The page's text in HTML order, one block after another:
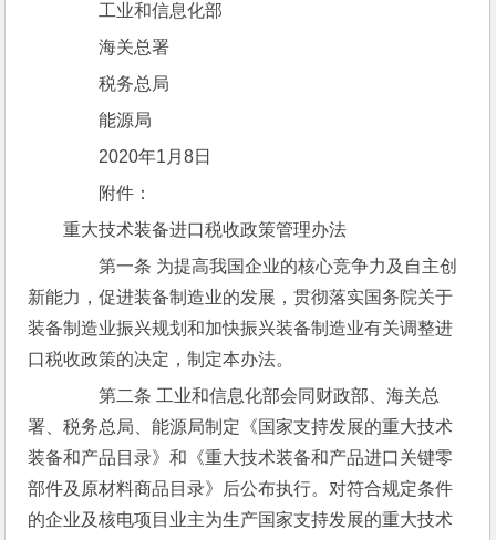
工业和信息化部
海关总署
税务总局
能源局
2020年1月8日
附件：
重大技术装备进口税收政策管理办法
第一条 为提高我国企业的核心竞争力及自主创
新能力，促进装备制造业的发展，贯彻落实国务院关于
装备制造业振兴规划和加快振兴装备制造业有关调整进
口税收政策的决定，制定本办法。
第二条 工业和信息化部会同财政部、海关总
署、税务总局、能源局制定《国家支持发展的重大技术
装备和产品目录》和《重大技术装备和产品进口关键零
部件及原材料商品目录》后公布执行。对符合规定条件
的企业及核电项目业主为生产国家支持发展的重大技术